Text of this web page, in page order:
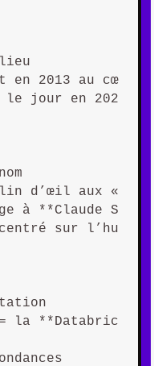
lieu
en 2013 au cœur
jour en 2021,
d’œil aux «
à **Claude
sur
la **Databricks